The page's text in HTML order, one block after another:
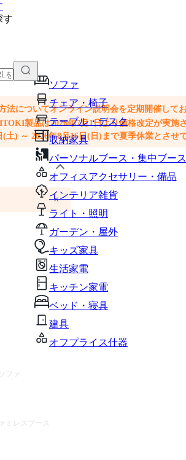
す
ソファ
チェア・椅子
テーブル・デスク
収納家具
パーソナルブース・集中ブース
オフィスアクセサリー・備品
インテリア雑貨
ライト・照明
ガーデン・屋外
キッズ家具
生活家電
キッチン家電
ベッド・寝具
建具
オフプライス什器
を貼り付けて、カートに追加できます
法についてオンライン説明会を定期開催してお
製品は2026年7月1日より価格改定が実施
土) ～ 2026年8月16日(日)まで夏季休業とさせ
×
ファ
ミレスブース